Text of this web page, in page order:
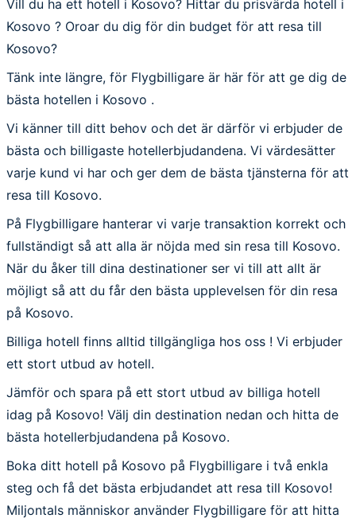
Vill du ha ett hotell i Kosovo? Hittar du prisvärda hotell i
Kosovo ? Oroar du dig för din budget för att resa till
Kosovo?
Tänk inte längre, för Flygbilligare är här för att ge dig de
bästa hotellen i Kosovo .
Vi känner till ditt behov och det är därför vi erbjuder de
bästa och billigaste hotellerbjudandena. Vi värdesätter
varje kund vi har och ger dem de bästa tjänsterna för att
resa till Kosovo.
På Flygbilligare hanterar vi varje transaktion korrekt och
fullständigt så att alla är nöjda med sin resa till Kosovo.
När du åker till dina destinationer ser vi till att allt är
möjligt så att du får den bästa upplevelsen för din resa
på Kosovo.
Billiga hotell finns alltid tillgängliga hos oss ! Vi erbjuder
ett stort utbud av hotell.
Jämför och spara på ett stort utbud av billiga hotell
idag på Kosovo! Välj din destination nedan och hitta de
bästa hotellerbjudandena på Kosovo.
Boka ditt hotell på Kosovo på Flygbilligare i två enkla
steg och få det bästa erbjudandet att resa till Kosovo!
Miljontals människor använder Flygbilligare för att hitta